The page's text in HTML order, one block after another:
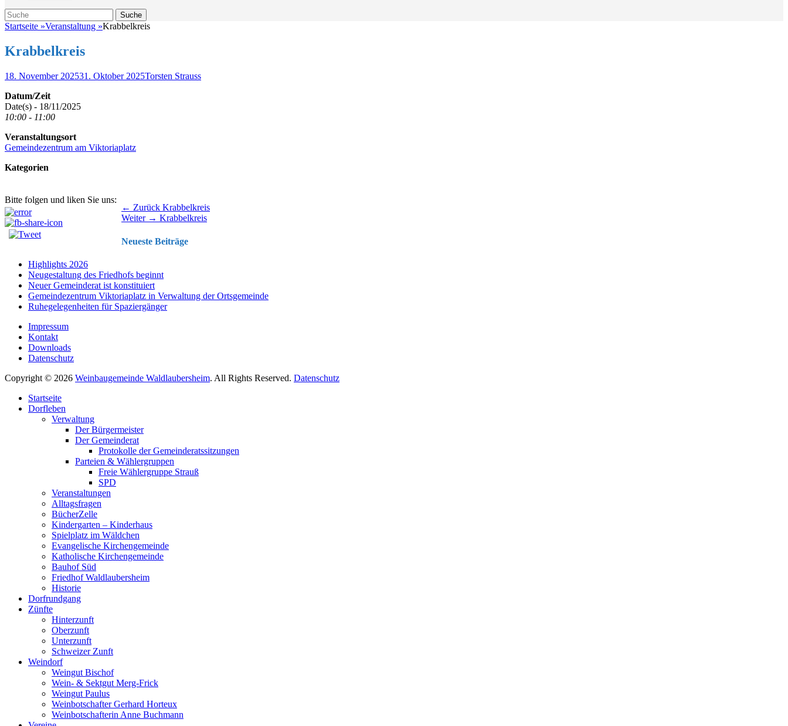
Suche
Suche
nach:
Startseite »Veranstaltung »Krabbelkreis
Krabbelkreis
Veröffentlicht
18. November 202531. Oktober 2025Autor
Torsten Strauss
Datum/Zeit
Date(s) - 18/11/2025
10:00 - 11:00
Veranstaltungsort
Gemeindezentrum am Viktoriaplatz
Kategorien
Bitte folgen und liken Sie uns:
Beitragsnavigation ← Zurück Vorhergehender
Beitrag:
Krabbelkreis
Weiter → Nächster
Krabbelkreis
Neueste Beiträge
Highlights 2026
Neugestaltung des Friedhofs beginnt
Neuer Gemeinderat ist konstituiert
Gemeindezentrum Viktoriaplatz in Verwaltung der Ortsgemeinde
Ruhegelegenheiten für Spaziergänger
Impressum
Kontakt
Downloads
Datenschutz
Copyright © 2026 Weinbaugemeinde Waldlaubersheim. All Rights Reserved. Datenschutz
oben
scrollen
Startseite
Dorfleben
Verwaltung
Der Bürgermeister
Der Gemeinderat
Protokolle der Gemeinderatssitzungen
Parteien & Wählergruppen
Freie Wählergruppe Strauß
SPD
Veranstaltungen
Alltagsfragen
BücherZelle
Kindergarten – Kinderhaus
Spielplatz im Wäldchen
Evangelische Kirchengemeinde
Katholische Kirchengemeinde
Bauhof Süd
Friedhof Waldlaubersheim
Historie
Dorfrundgang
Zünfte
Hinterzunft
Oberzunft
Unterzunft
Schweizer Zunft
Weindorf
Weingut Bischof
Wein- & Sektgut Merg-Frick
Weingut Paulus
Weinbotschafter Gerhard Horteux
Weinbotschafterin Anne Buchmann